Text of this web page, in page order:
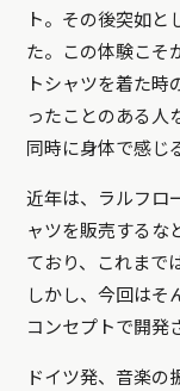
ト。その後突如
た。この体験こそ
トシャツを着た
ったことのある人
同時に身体で感じ
近年は、ラルフロ
ャツを販売するな
ており、これまで
しかし、今回はそ
コンセプトで開発
ドイツ発、音楽の